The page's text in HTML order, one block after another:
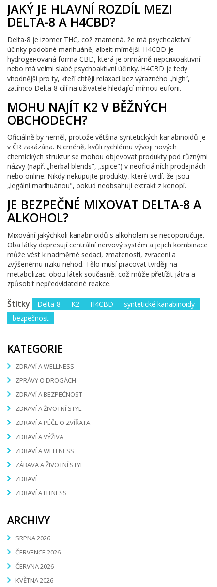
JAKÝ JE HLAVNÍ ROZDÍL MEZI
DELTA-8 A H4CBD?
Delta-8 je izomer THC, což znamená, že má psychoaktivní
účinky podobné marihuáně, albeit mírnější. H4CBD je
hydrogеноvaná forma CBD, která je primárně nepсихоaktivní
nebo má velmi slabé psychoaktivní účinky. H4CBD je tedy
vhodnější pro ty, kteří chtějí relaxaci bez výrazného „high“,
zatímco Delta-8 cílí na uživatele hledající mírnou euforii.
MOHU NAJÍT K2 V BĚŽNÝCH
OBCHODECH?
Oficiálně by neměl, protože většina syntetických kanabinoidů je
v ČR zakázána. Nicméně, kvůli rychlému vývoji nových
chemických struktur se mohou objevovat produkty pod různými
názvy (např. „herbal blends", „spice") v neoficiálních prodejnách
nebo online. Nikdy nekupujte produkty, které tvrdí, že jsou
„legální marihuánou", pokud neobsahují extrakt z konopí.
JE BEZPEČNÉ MIXOVAT DELTA-8 A
ALKOHOL?
Mixování jakýchkoli kanabinoidů s alkoholem se nedoporučuje.
Oba látky depresují centrální nervový systém a jejich kombinace
může vést k nadměrné sedaci, zmatenosti, zvracení a
zvýšenému riziku nehod. Tělo musí pracovat tvrději na
metabolizaci obou látek současně, což může přetížit játra a
způsobit nepředvídatelné reakce.
Štítky: Delta-8 K2 H4CBD
syntetické kanabinoidy
bezpečnost
KATEGORIE
ZDRAVÍ A WELLNESS
ZPRÁVY O DROGÁCH
ZDRAVÍ A BEZPEČNOST
ZDRAVÍ A ŽIVOTNÍ STYL
ZDRAVÍ A PÉČE O ZVÍŘATA
ZDRAVÍ A VÝŽIVA
ZDRAVÍ A WELLNESS
ZÁBAVA A ŽIVOTNÍ STYL
ZDRAVÍ
ZDRAVÍ A FITNESS
ARCHIVY
SRPNA 2026
ČERVENCE 2026
ČERVNA 2026
KVĚTNA 2026